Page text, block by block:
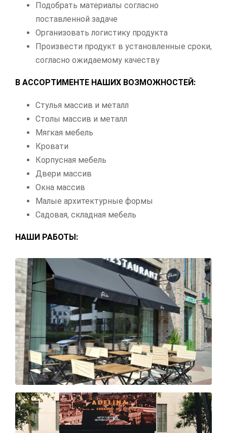
Подобрать материалы согласно
поставленной задаче
Организовать логистику продукта
Произвести продукт в установленные сроки,
согласно ожидаемому качеству
В АССОРТИМЕНТЕ НАШИХ ВОЗМОЖНОСТЕЙ:
Стулья массив и металл
Столы массив и металл
Мягкая мебель
Кровати
Корпусная мебель
Двери массив
Окна массив
Малые архитектурные формы
Садовая, складная мебель
НАШИ РАБОТЫ: